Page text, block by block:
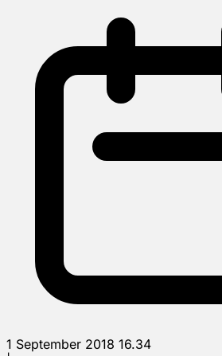
1 September 2018 16.34